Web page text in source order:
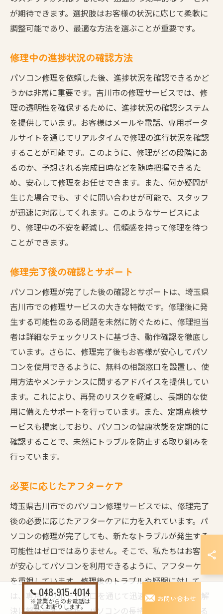
が期待できます。選択肢はお客様の状況に応じて柔軟に
調整可能であり、最適な方法を選ぶことが重要です。
修理中の進捗状況の確認方法
パソコン修理を依頼した後、進捗状況を確認できるかど
うかは非常に重要です。吉川市の修理サービスでは、修
理の透明性を確保するために、進捗状況の確認システム
を提供しています。お客様はメールや電話、専用ポータ
ルサイトを通じてリアルタイムで修理の進行状況を確認
することが可能です。このように、修理がどの段階にあ
るのか、予想される完成日時などを随時把握できるた
め、安心して修理をお任せできます。また、何か疑問が
生じた場合でも、すぐに問い合わせが可能で、スタッフ
が迅速に対応してくれます。このようなサービスによ
り、修理中の不安を軽減し、信頼感を持って修理を待つ
ことができます。
修理完了後の確認とサポート
パソコン修理が完了した後の確認とサポートは、埼玉県
吉川市での修理サービスの大きな特徴です。修理後に発
生する可能性のある問題を未然に防ぐために、修理担当
者は詳細なチェックリストに基づき、動作確認を徹底し
ています。さらに、修理完了後もお客様が安心してパソ
コンを使用できるように、無料の相談窓口を設置し、使
用方法やメンテナンスに関するアドバイスを提供してい
ます。これにより、再発のリスクを軽減し、長期的な使
用に備えたサポートを行っています。また、定期点検サ
ービスも提案しており、パソコンの健康状態を定期的に
確認することで、未然にトラブルを防止する取り組みを
行っています。
必要に応じたアフターケア
埼玉県吉川市でのパソコン修理サービスでは、修理完了
後の必要に応じたアフターケアに力を入れています。パ
ソコンの修理が完了しても、新たなトラブルが発生する
可能性はゼロではありません。そこで、私たちはお客様
が安心してパソコンを利用できるように、アフターケア
を重視しています。修理後のトラブルや疑問に対して
は、専用のサポート窓口を通じて迅速に対応し、問題解
決に努めます。また、パソコンの長持ちをサポートする
048-915-4014
※営業からのお電話は
固くお断りします。
お問い合わせ